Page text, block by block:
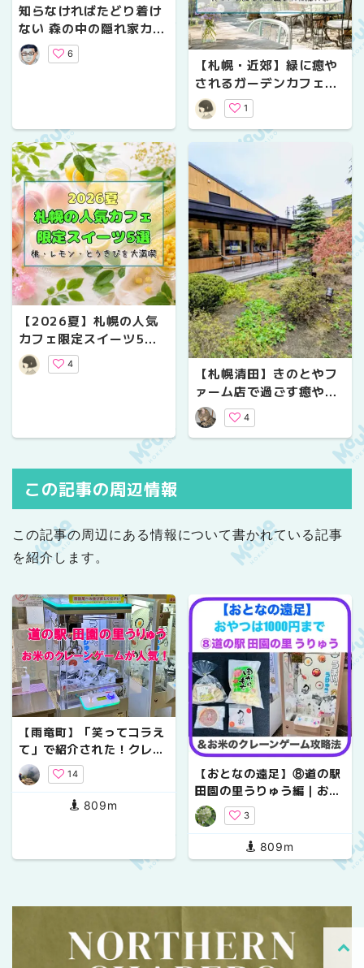
知らなければたどり着け
ない 森の中の隠れ家カフ
ェ2選【鷹栖町・和寒
町】
6
【札幌・近郊】緑に癒や
されるガーデンカフェ5
選！美しいお庭と森に囲
まれた隠れ家
1
【2026夏】札幌の人気
カフェ限定スイーツ5
選！桃・レモン・とうき
びを大満喫
4
【札幌清田】きのとやフ
ァーム店で過ごす癒やし
のカフェタイム｜直営牧
場の放牧牛乳とアップル
パイに感動♪
4
この記事の周辺情報
この記事の周辺にある情報について書かれている記事
を紹介します。
【雨竜町】「笑ってコラえ
て」で紹介された！クレー
ンゲームが人気「道の駅 田
園の里うりゅう」おすすめ
お米グルメや見どころ
14
809m
【おとなの遠足】⑧道の駅
田園の里うりゅう編｜おや
つは1000円まで＆お米の
クレーンゲーム攻略
3
809m